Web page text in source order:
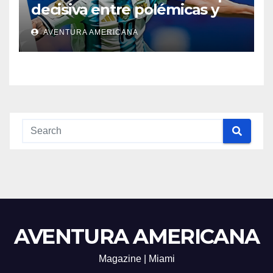
decisiva entre polémicas y
emociones
AVENTURA AMERICANA
AVENTURA AMERICANA
Magazine | Miami